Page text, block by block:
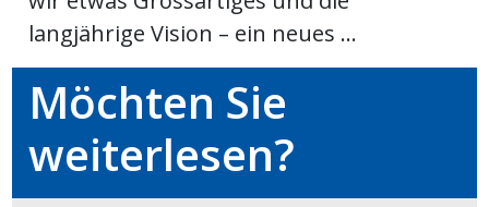
langjährige Vision – ein neues ...
Möchten Sie
weiterlesen?